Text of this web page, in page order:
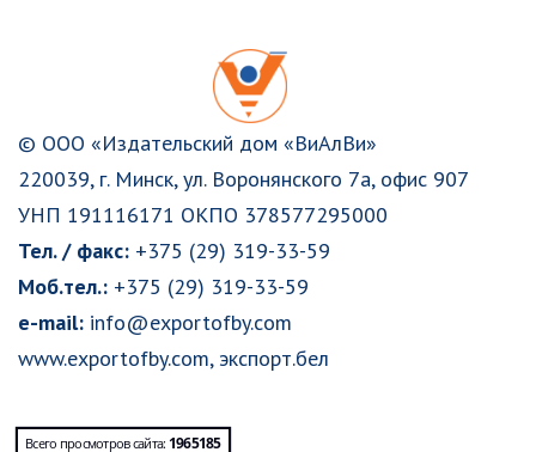
© ООО «Издательский дом «ВиАлВи»
220039, г. Минск, ул. Воронянского 7а, офис 907
УНП 191116171 ОКПО 378577295000
Тел. / факс: +375 (29) 319-33-59
Моб.тел.: +375 (29) 319-33-59
e-mail: info@exportofby.com
www.exportofby.com, экспорт.бел
Всего просмотров сайта: 1965185